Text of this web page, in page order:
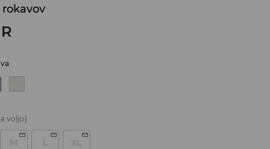
voljo)
M L XL